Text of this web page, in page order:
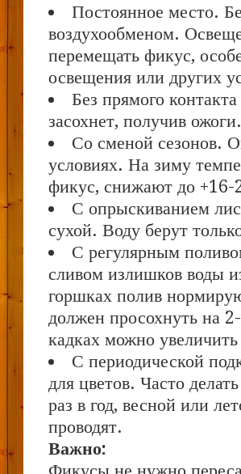
Постоянное место.
воздухообменом.
перемещать фикус,
освещения или других
Без прямого
засохнет, получив ожоги.
Со сменой сезонов.
условиях. На зиму
фикус, снижают до +16-
С опрыскиванием
сухой. Воду берут
С регулярным
сливом излишков воды
горшках полив
должен просохнуть на
кадках можно
С периодической
для цветов. Часто
раз в год, весной или
проводят.
Важно:
Фикусы не нужно